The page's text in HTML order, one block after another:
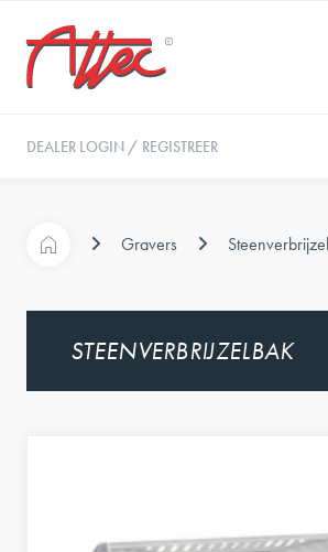
DEALER LOGIN / REGISTREER
Gravers
STEENVERBRIJZELBAK